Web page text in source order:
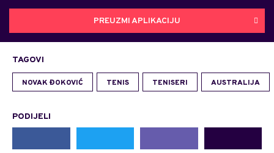
PREUZMI APLIKACIJU
TAGOVI
NOVAK ĐOKOVIĆ TENIS TENISERI AUSTRALIJA
PODIJELI